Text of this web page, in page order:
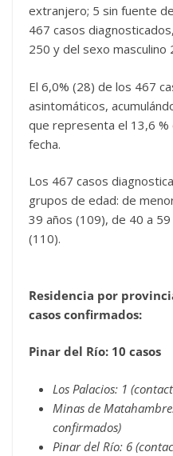
extranjero; 5 sin fuente
467 casos
250 y del sexo masculino
El 6,0% (28) de los 467
asintomáticos,
que representa el 13,6
fecha.
Los 467 casos
grupos de edad: de
39 años (109), de 40 a
(110).
Residencia por
casos confirmados:
Pinar del Río: 10 casos
Los Palacios: 1
Minas de
confirmados)
Pinar del Río: 6